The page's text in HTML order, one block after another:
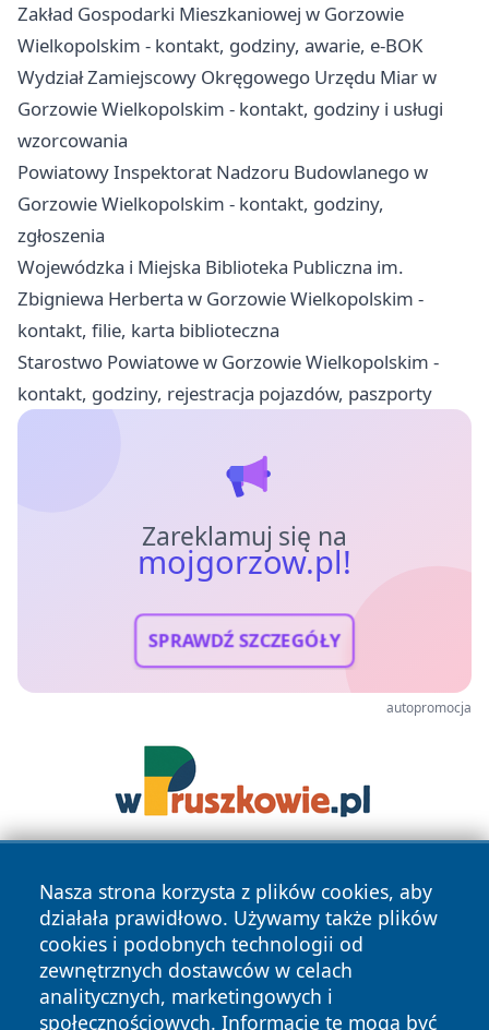
Zakład Gospodarki Mieszkaniowej w Gorzowie
Wielkopolskim - kontakt, godziny, awarie, e-BOK
Wydział Zamiejscowy Okręgowego Urzędu Miar w
Gorzowie Wielkopolskim - kontakt, godziny i usługi
wzorcowania
Powiatowy Inspektorat Nadzoru Budowlanego w
Gorzowie Wielkopolskim - kontakt, godziny,
zgłoszenia
Wojewódzka i Miejska Biblioteka Publiczna im.
Zbigniewa Herberta w Gorzowie Wielkopolskim -
kontakt, filie, karta biblioteczna
Starostwo Powiatowe w Gorzowie Wielkopolskim -
kontakt, godziny, rejestracja pojazdów, paszporty
Zareklamuj się na
mojgorzow.pl!
SPRAWDŹ SZCZEGÓŁY
autopromocja
Nasza strona korzysta z plików cookies, aby
działała prawidłowo. Używamy także plików
cookies i podobnych technologii od
zewnętrznych dostawców w celach
analitycznych, marketingowych i
społecznościowych. Informacje te mogą być
Copyright © 2026 mojgorzow.pl Wszystkie prawa zastrzeżone.